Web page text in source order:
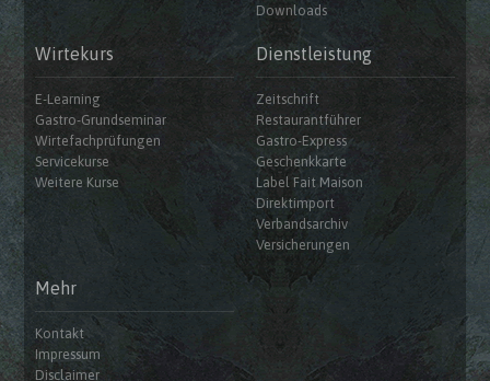
Downloads
Wirtekurs
E-Learning
Gastro-Grundseminar
Wirtefachprüfungen
Servicekurse
Weitere Kurse
Dienstleistung
Zeitschrift
Restaurantführer
Gastro-Express
Geschenkkarte
Label Fait Maison
Direktimport
Verbandsarchiv
Versicherungen
Mehr
Kontakt
Impressum
Disclaimer